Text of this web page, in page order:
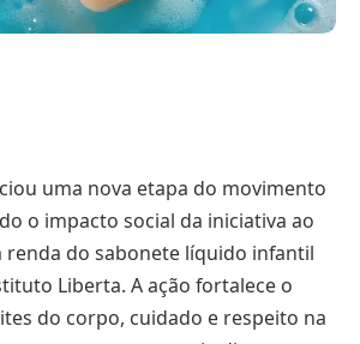
uma nova etapa do movimento
o impacto social da iniciativa ao
renda do sabonete líquido infantil
Liberta. A ação fortalece o
do corpo, cuidado e respeito na